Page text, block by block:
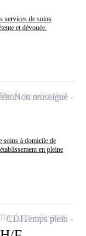
services de soins
et dévouée.
soins à domicile de
en pleine
Non renseigné
à ma sélection
CDITemps plein
à ma sélection